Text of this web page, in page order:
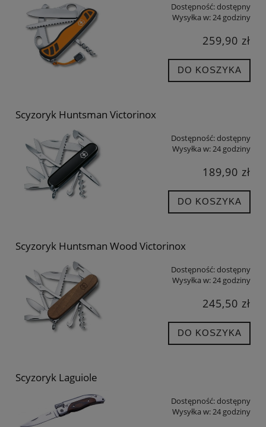
Dostępność:dostępny
Wysyłka w:24 godziny
259,90 zł
DO KOSZYKA
Scyzoryk Huntsman Victorinox
Dostępność:dostępny
Wysyłka w:24 godziny
189,90 zł
DO KOSZYKA
Scyzoryk Huntsman Wood Victorinox
Dostępność:dostępny
Wysyłka w:24 godziny
245,50 zł
DO KOSZYKA
Scyzoryk Laguiole
Dostępność:dostępny
Wysyłka w:24 godziny